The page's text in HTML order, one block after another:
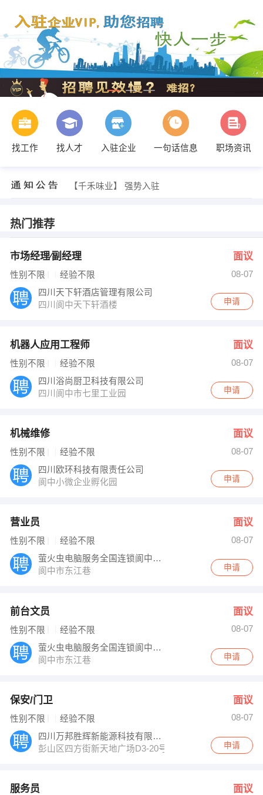
找工作 找人才 入驻企业 一句话信息
职场资讯
【千禾味业】 强势入驻
罗欣 发布 [机械维修 ] 招聘信息
王梦松 发布 [前台文员 ] 招聘信息
【……】 强势入驻
热门推荐
市场经理∕副经理 面议
性别不限 经验不限
08-07
四川天下轩酒店管理有限公司
四川阆中天下轩酒楼
申请
机器人应用工程师 面议
性别不限 经验不限
08-07
四川浴尚厨卫科技有限公司
四川阆中市七里工业园
申请
机械维修 面议
性别不限 经验不限
08-07
四川欧环科技有限责任公司
阆中小微企业孵化园
申请
营业员 面议
性别不限 经验不限
08-07
萤火虫电脑服务全国连锁阆中蓝眼睛网络科技
阆中市东江巷
申请
前台文员 面议
性别不限 经验不限
08-07
萤火虫电脑服务全国连锁阆中蓝眼睛网络科技
阆中市东江巷
申请
保安/门卫 面议
性别不限 经验不限
08-07
四川万邦胜辉新能源科技有限公司
彭山区四方街新天地广场D3-20号（二郎神酒业对面）
申请
服务员 面议